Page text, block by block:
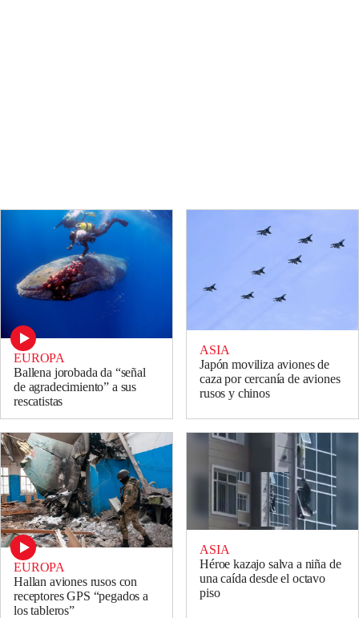
EUROPA
Ballena jorobada da “señal
de agradecimiento” a sus
rescatistas
ASIA
Japón moviliza aviones de
caza por cercanía de aviones
rusos y chinos
EUROPA
Hallan aviones rusos con
receptores GPS “pegados a
los tableros”
ASIA
Héroe kazajo salva a niña de
una caída desde el octavo
piso